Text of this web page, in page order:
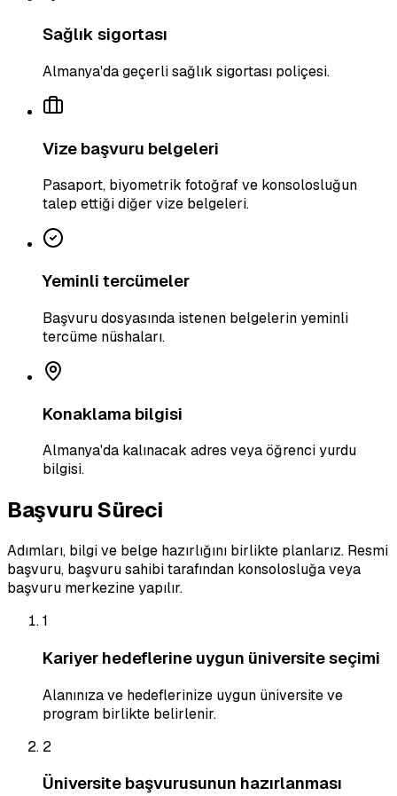
Sağlık sigortası
Almanya'da geçerli sağlık sigortası poliçesi.
Vize başvuru belgeleri
Pasaport, biyometrik fotoğraf ve konsolosluğun
talep ettiği diğer vize belgeleri.
Yeminli tercümeler
Başvuru dosyasında istenen belgelerin yeminli
tercüme nüshaları.
Konaklama bilgisi
Almanya'da kalınacak adres veya öğrenci yurdu
bilgisi.
Başvuru Süreci
Adımları, bilgi ve belge hazırlığını birlikte planlarız. Resmi
başvuru, başvuru sahibi tarafından konsolosluğa veya
başvuru merkezine yapılır.
1
Kariyer hedeflerine uygun üniversite seçimi
Alanınıza ve hedeflerinize uygun üniversite ve
program birlikte belirlenir.
2
Üniversite başvurusunun hazırlanması